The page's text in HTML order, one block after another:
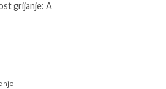
grijanje: A